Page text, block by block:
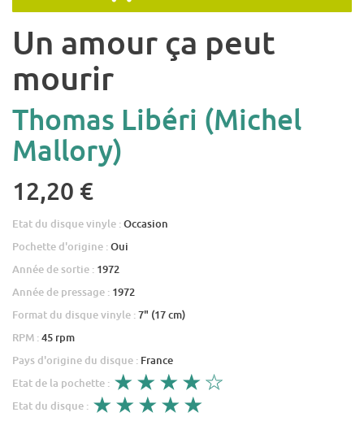
Un amour ça peut
mourir
Thomas Libéri (Michel
Mallory)
12,20 €
Etat du disque vinyle :Occasion
Pochette d'origine :Oui
Année de sortie : 1972
Année de pressage : 1972
Format du disque vinyle :7" (17 cm)
RPM :45 rpm
Pays d'origine du disque : France
Etat de la pochette :
Etat du disque :